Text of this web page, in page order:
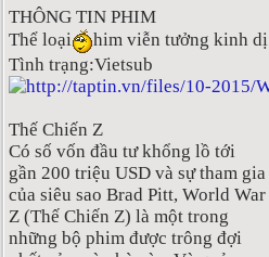
THÔNG TIN PHIM
Thể loại
him viễn tưởng kinh dị
Tình trạng:Vietsub
Thế Chiến Z
Có số vốn đầu tư khổng lồ tới
gần 200 triệu USD và sự tham gia
của siêu sao Brad Pitt, World War
Z (Thế Chiến Z) là một trong
những bộ phim được trông đợi